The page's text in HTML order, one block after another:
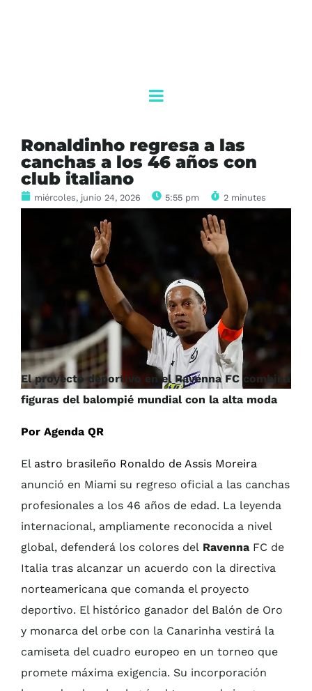
Ronaldinho regresa a las
canchas a los 46 años con
club italiano
miércoles, junio 24, 2026 5:55 pm 2 minutes
El proyecto deportivo en el Ravenna FC combina
figuras del balompié mundial con la alta moda
Por Agenda QR
El astro brasileño Ronaldo de Assis Moreira
anunció en Miami su regreso oficial a las canchas
profesionales a los 46 años de edad. La leyenda
internacional, ampliamente reconocida a nivel
global, defenderá los colores del Ravenna FC de
Italia tras alcanzar un acuerdo con la directiva
norteamericana que comanda el proyecto
deportivo. El histórico ganador del Balón de Oro
y monarca del orbe con la Canarinha vestirá la
camiseta del cuadro europeo en un torneo que
promete máxima exigencia. Su incorporación